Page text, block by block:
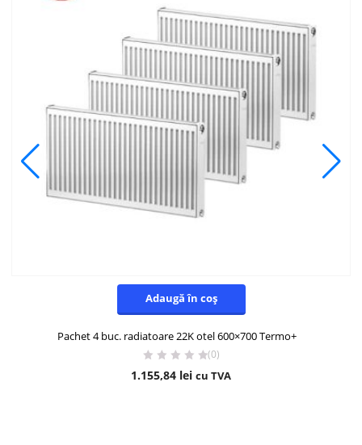
Adaugă în coș
Pachet 4 buc. radiatoare 22K otel 600×700 Termo+
(0)
1.155,84 lei cu TVA